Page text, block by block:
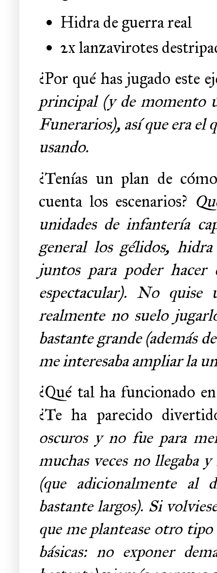
Hidra de guerra real
2x lanzavirotes
¿Por qué has jugado este
principal (y de momento
Funerarios), así que era el
usando.
¿Tenías un plan de
cuenta los escenarios?
unidades de infantería
general los gélidos,
juntos para poder hacer
espectacular). No quise
realmente no suelo
bastante grande (además
me interesaba ampliar la
¿Qué tal ha funcionado
¿Te ha parecido
oscuros y no fue para
muchas veces no llegaba
(que adicionalmente al
bastante largos). Si
que me plantease otro tipo
básicas: no exponer